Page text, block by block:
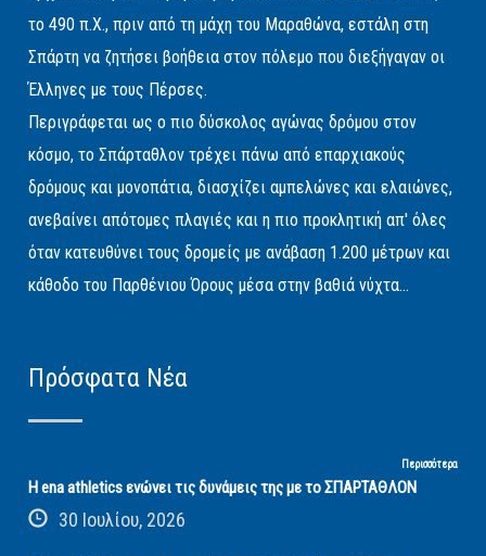
το 490 π.Χ., πριν από τη μάχη του Μαραθώνα, εστάλη στη
Σπάρτη να ζητήσει βοήθεια στον πόλεμο που διεξήγαγαν οι
Έλληνες με τους Πέρσες.
Περιγράφεται ως ο πιο δύσκολος αγώνας δρόμου στον
κόσμο, το Σπάρταθλον τρέχει πάνω από επαρχιακούς
δρόμους και μονοπάτια, διασχίζει αμπελώνες και ελαιώνες,
ανεβαίνει απότομες πλαγιές και η πιο προκλητική απ' όλες
όταν κατευθύνει τους δρομείς με ανάβαση 1.200 μέτρων και
κάθοδο του Παρθένιου Όρους μέσα στην βαθιά νύχτα...
Πρόσφατα Νέα
Περισσότερα
Η ena athletics ενώνει τις δυνάμεις της με το ΣΠΑΡΤΑΘΛΟΝ
30 Ιουλίου, 2026